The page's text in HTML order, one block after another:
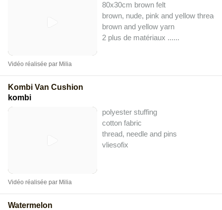
80x30cm brown felt
brown, nude, pink and yellow thread
brown and yellow yarn
2 plus de matériaux ......
Vidéo réalisée par Milia
Kombi Van Cushion
kombi
polyester stuffing
cotton fabric
thread, needle and pins
vliesofix
Vidéo réalisée par Milia
Watermelon